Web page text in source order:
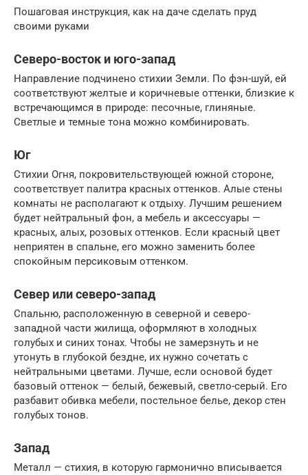
Пошаговая инструкция, как на даче сделать пруд
своими руками
Северо-восток и юго-запад
Направление подчинено стихии Земли. По фэн-шуй, ей
соответствуют желтые и коричневые оттенки, близкие к
встречающимся в природе: песочные, глиняные.
Светлые и темные тона можно комбинировать.
Юг
Стихии Огня, покровительствующей южной стороне,
соответствует палитра красных оттенков. Алые стены
комнаты не располагают к отдыху. Лучшим решением
будет нейтральный фон, а мебель и аксессуары —
красных, алых, розовых оттенков. Если красный цвет
неприятен в спальне, его можно заменить более
спокойным персиковым оттенком.
Север или северо-запад
Спальню, расположенную в северной и северо-
западной части жилища, оформляют в холодных
голубых и синих тонах. Чтобы не замерзнуть и не
утонуть в глубокой бездне, их нужно сочетать с
нейтральными цветами. Лучше, если основой будет
базовый оттенок — белый, бежевый, светло-серый. Его
разбавит обивка мебели, постельное белье, декор стен
голубых тонов.
Запад
Металл — стихия, в которую гармонично вписывается